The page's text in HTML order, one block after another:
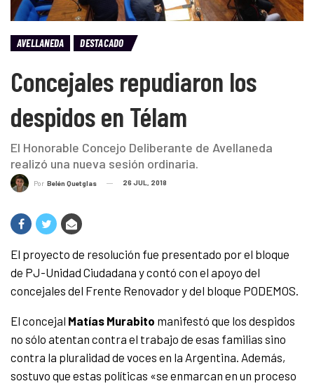
AVELLANEDA DESTACADO
Concejales repudiaron los
despidos en Télam
El Honorable Concejo Deliberante de Avellaneda
realizó una nueva sesión ordinaria.
Por Belén Quetglas 26 JUL, 2018
El proyecto de resolución fue presentado por el bloque
de PJ-Unidad Ciudadana y contó con el apoyo del
concejales del Frente Renovador y del bloque PODEMOS.
El concejal Matías Murabito manifestó que los despidos
no sólo atentan contra el trabajo de esas familias sino
contra la pluralidad de voces en la Argentina. Además,
sostuvo que estas políticas «se enmarcan en un proceso